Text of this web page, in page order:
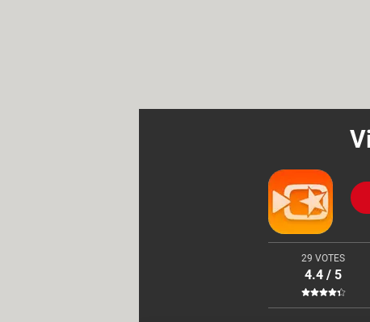
29 VOTES
4.4 / 5